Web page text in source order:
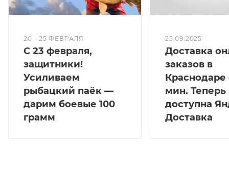
подобрать оптимальный вариант. После
завершения рыбалки оснастка легко очищается от
остатков прикормки.
Грунтозацепы и пружина оснастки подвижны, что
позволяет им сжиматься и восстанавливаться в
прежних размерах. Таким образом, вы сможете
20 - 25 ФЕВРАЛЯ
С 23 февраля,
защитники!
Усиливаем
рыбацкий паёк —
дарим боевые 100
грамм
25.09.2025
Доставка
заказов в
Краснодаре
мин. Теперь
доступна
Доставка